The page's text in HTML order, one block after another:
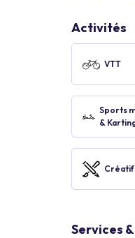
Activités
VTT
Sports
&
Créatif
Services